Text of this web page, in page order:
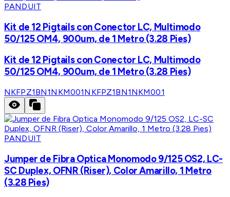
PANDUIT
Kit de 12 Pigtails con Conector LC, Multimodo
50/125 OM4, 900um, de 1 Metro (3.28 Pies)
Kit de 12 Pigtails con Conector LC, Multimodo
50/125 OM4, 900um, de 1 Metro (3.28 Pies)
NKFPZ1BN1NKM001NKFPZ1BN1NKM001
PANDUIT
Jumper de Fibra Optica Monomodo 9/125 OS2, LC-
SC Duplex, OFNR (Riser), Color Amarillo, 1 Metro
(3.28 Pies)